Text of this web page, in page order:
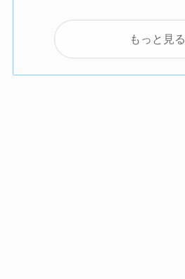
もっと見る